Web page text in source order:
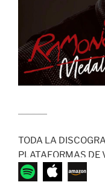
TODA LA
PLATAFORMAS DE